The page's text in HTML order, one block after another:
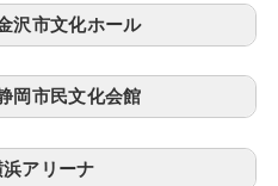
沢市文化ホール
岡市民文化会館
アリーナ